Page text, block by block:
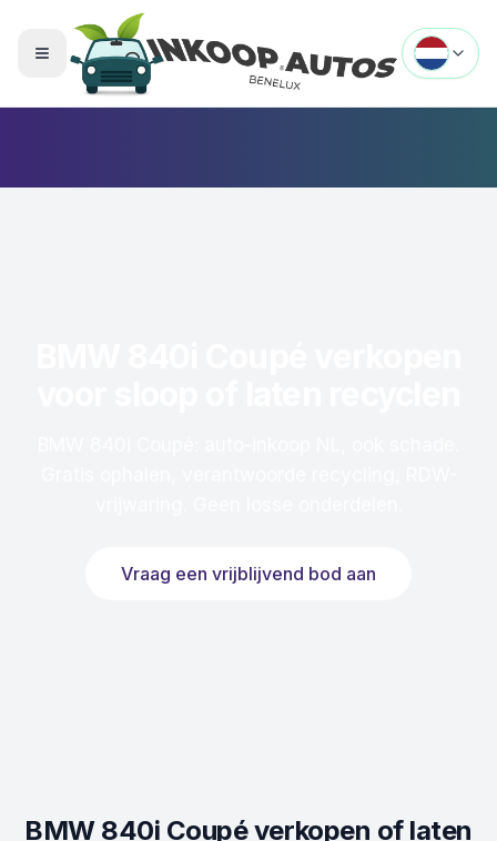
Menu openen
Vraag een vrijblijvend bod aan
BMW 840i Coupéverkopen of laten